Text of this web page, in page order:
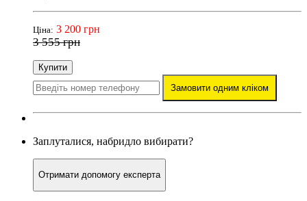
Ціна: 3 200 грн
3 555 грн
Купити
Замовити одним кліком
Заплуталися, набридло вибирати?
Отримати допомогу експерта